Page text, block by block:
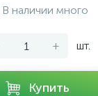
В наличии много
+ шт.
Купить